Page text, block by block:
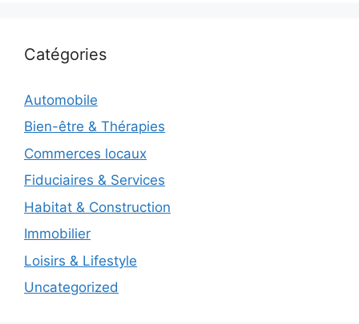
Catégories
Automobile
Bien-être & Thérapies
Commerces locaux
Fiduciaires & Services
Habitat & Construction
Immobilier
Loisirs & Lifestyle
Uncategorized